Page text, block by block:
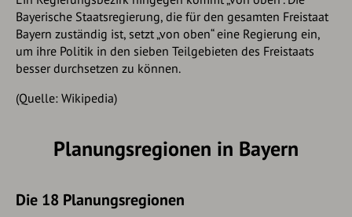
Bayerische Staatsregierung, die für den gesamten Freistaat
Bayern zuständig ist, setzt „von oben“ eine Regierung ein,
um ihre Politik in den sieben Teilgebieten des Freistaats
besser durchsetzen zu können.
(Quelle: Wikipedia)
Planungsregionen in Bayern
Die 18 Planungsregionen